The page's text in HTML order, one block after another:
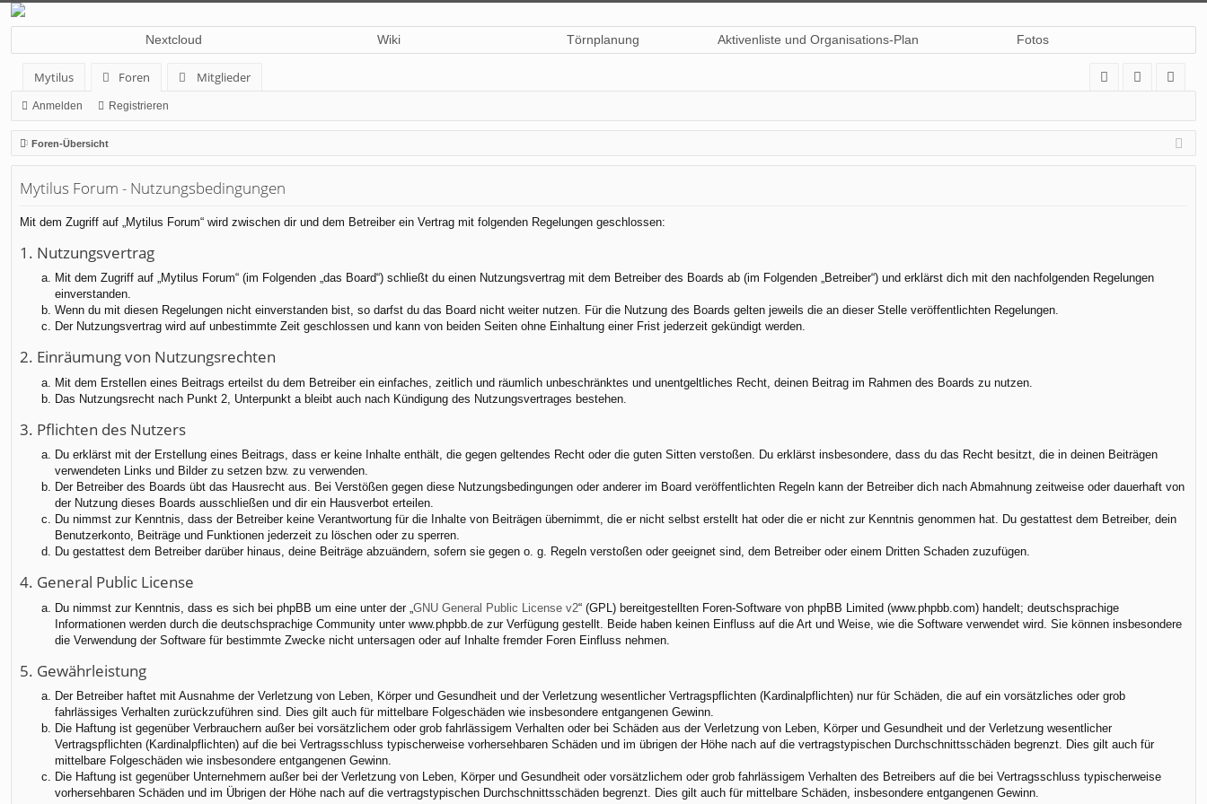
Nextcloud Wiki Törnplanung Aktivenliste und Organisations-Plan Fotos
Mytilus Foren
Mitglieder
Q
m
el
ist
rie
Anmelden Registrieren
Foren-Übersicht
Mytilus Forum - Nutzungsbedingungen
Mit dem Zugriff auf „Mytilus Forum“ wird zwischen dir und dem Betreiber ein Vertrag mit folgenden Regelungen geschlossen:
1. Nutzungsvertrag
Mit dem Zugriff auf „Mytilus Forum“ (im Folgenden „das Board“) schließt du einen Nutzungsvertrag mit dem Betreiber des Boards ab (im Folgenden „Betreiber“) und erklärst dich mit den nachfolgenden Regelungen
einverstanden.
Wenn du mit diesen Regelungen nicht einverstanden bist, so darfst du das Board nicht weiter nutzen. Für die Nutzung des Boards gelten jeweils die an dieser Stelle veröffentlichten Regelungen.
Der Nutzungsvertrag wird auf unbestimmte Zeit geschlossen und kann von beiden Seiten ohne Einhaltung einer Frist jederzeit gekündigt werden.
2. Einräumung von Nutzungsrechten
Mit dem Erstellen eines Beitrags erteilst du dem Betreiber ein einfaches, zeitlich und räumlich unbeschränktes und unentgeltliches Recht, deinen Beitrag im Rahmen des Boards zu nutzen.
Das Nutzungsrecht nach Punkt 2, Unterpunkt a bleibt auch nach Kündigung des Nutzungsvertrages bestehen.
3. Pflichten des Nutzers
Du erklärst mit der Erstellung eines Beitrags, dass er keine Inhalte enthält, die gegen geltendes Recht oder die guten Sitten verstoßen. Du erklärst insbesondere, dass du das Recht besitzt, die in deinen Beiträgen
verwendeten Links und Bilder zu setzen bzw. zu verwenden.
Der Betreiber des Boards übt das Hausrecht aus. Bei Verstößen gegen diese Nutzungsbedingungen oder anderer im Board veröffentlichten Regeln kann der Betreiber dich nach Abmahnung zeitweise oder dauerhaft von
der Nutzung dieses Boards ausschließen und dir ein Hausverbot erteilen.
Du nimmst zur Kenntnis, dass der Betreiber keine Verantwortung für die Inhalte von Beiträgen übernimmt, die er nicht selbst erstellt hat oder die er nicht zur Kenntnis genommen hat. Du gestattest dem Betreiber, dein
Benutzerkonto, Beiträge und Funktionen jederzeit zu löschen oder zu sperren.
Du gestattest dem Betreiber darüber hinaus, deine Beiträge abzuändern, sofern sie gegen o. g. Regeln verstoßen oder geeignet sind, dem Betreiber oder einem Dritten Schaden zuzufügen.
4. General Public License
Du nimmst zur Kenntnis, dass es sich bei phpBB um eine unter der „ GNU General Public License v2“ (GPL) bereitgestellten Foren-Software von phpBB Limited (www.phpbb.com) handelt; deutschsprachige
Informationen werden durch die deutschsprachige Community unter www.phpbb.de zur Verfügung gestellt. Beide haben keinen Einfluss auf die Art und Weise, wie die Software verwendet wird. Sie können insbesondere
die Verwendung der Software für bestimmte Zwecke nicht untersagen oder auf Inhalte fremder Foren Einfluss nehmen.
5. Gewährleistung
Der Betreiber haftet mit Ausnahme der Verletzung von Leben, Körper und Gesundheit und der Verletzung wesentlicher Vertragspflichten (Kardinalpflichten) nur für Schäden, die auf ein vorsätzliches oder grob
fahrlässiges Verhalten zurückzuführen sind. Dies gilt auch für mittelbare Folgeschäden wie insbesondere entgangenen Gewinn.
Die Haftung ist gegenüber Verbrauchern außer bei vorsätzlichem oder grob fahrlässigem Verhalten oder bei Schäden aus der Verletzung von Leben, Körper und Gesundheit und der Verletzung wesentlicher
Vertragspflichten (Kardinalpflichten) auf die bei Vertragsschluss typischerweise vorhersehbaren Schäden und im übrigen der Höhe nach auf die vertragstypischen Durchschnittsschäden begrenzt. Dies gilt auch für
mittelbare Folgeschäden wie insbesondere entgangenen Gewinn.
Die Haftung ist gegenüber Unternehmern außer bei der Verletzung von Leben, Körper und Gesundheit oder vorsätzlichem oder grob fahrlässigem Verhalten des Betreibers auf die bei Vertragsschluss typischerweise
vorhersehbaren Schäden und im Übrigen der Höhe nach auf die vertragstypischen Durchschnittsschäden begrenzt. Dies gilt auch für mittelbare Schäden, insbesondere entgangenen Gewinn.